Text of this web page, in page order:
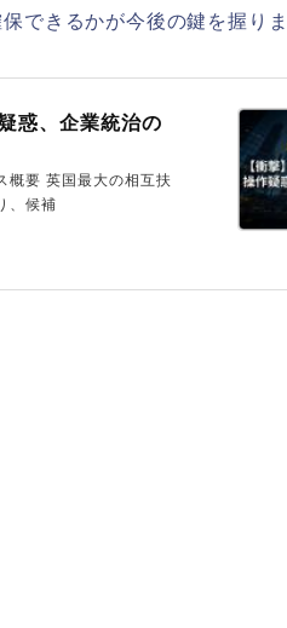
できるかが今後の鍵を握りま
惑、企業統治の
概要 英国最大の相互扶
、候補